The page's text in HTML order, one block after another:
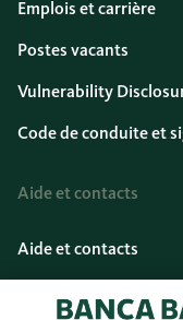
Emplois et carrière
Postes vacants
Vulnerability
Code de conduite et
Aide et contacts
Aide et contacts